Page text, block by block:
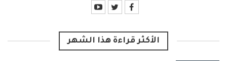
الأكثر قراءة هذا الشهر